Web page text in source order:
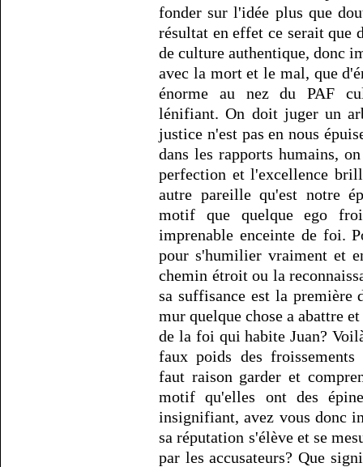
fonder sur l'idée plus que
résultat en effet ce serait que
de culture authentique, donc
avec la mort et le mal, que
énorme au nez du PAF
lénifiant. On doit juger un
justice n'est pas en nous
dans les rapports humains,
perfection et l'excellence
autre pareille qu'est notre
motif que quelque ego
imprenable enceinte de foi.
pour s'humilier vraiment et
chemin étroit ou la
sa suffisance est la première
mur quelque chose a abattre
de la foi qui habite Juan?
faux poids des
faut raison garder et
motif qu'elles ont des
insignifiant, avez vous donc
sa réputation s'élève et se
par les accusateurs? Que